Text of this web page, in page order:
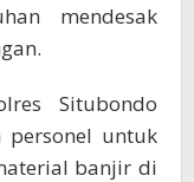
mendesak
Situbondo
personel untuk
banjir di